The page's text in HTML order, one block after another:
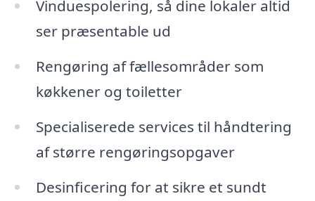
Vinduespolering, så dine lokaler altid
ser præsentable ud
Rengøring af fællesområder som
køkkener og toiletter
Specialiserede services til håndtering
af større rengøringsopgaver
Desinficering for at sikre et sundt